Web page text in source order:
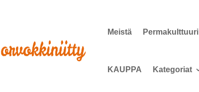
Meistä Permakulttuuri
KAUPPA Kategoriat